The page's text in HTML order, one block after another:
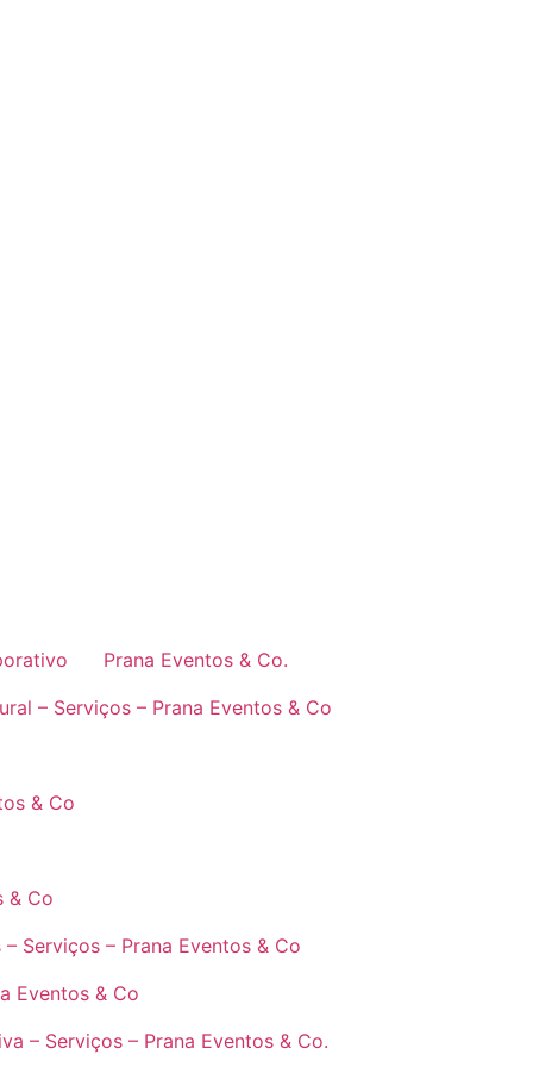
Prana Eventos & Co.
– Serviços – Prana Eventos & Co
& Co
& Co
Serviços – Prana Eventos & Co
Eventos & Co
– Serviços – Prana Eventos & Co.